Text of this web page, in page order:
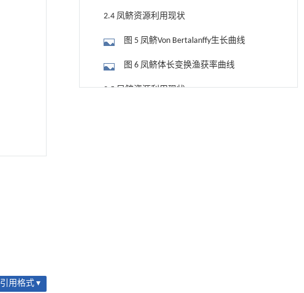
引用格式 ▾
2.4 凤鲚资源利用现状
图 5 凤鲚Von Bertalanffy生长曲线
图 6 凤鲚体长变换渔获率曲线
2.5 凤鲚资源利用现状